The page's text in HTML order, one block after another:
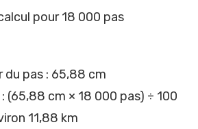
pour 18 000 pas
du pas : 65,88 cm
(65,88 cm × 18 000 pas) ÷ 100
11,88 km